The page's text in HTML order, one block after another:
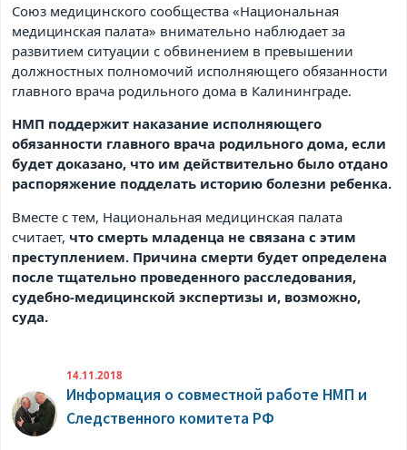
Союз медицинского сообщества «Национальная
медицинская палата» внимательно наблюдает за
развитием ситуации с обвинением в превышении
должностных полномочий исполняющего обязанности
главного врача родильного дома в Калининграде.
НМП поддержит наказание исполняющего
обязанности главного врача родильного дома, если
будет доказано, что им действительно было отдано
распоряжение подделать историю болезни ребенка.
Вместе с тем, Национальная медицинская палата
считает,что смерть младенца не связана с этим
преступлением. Причина смерти будет определена
после тщательно проведенного расследования,
судебно-медицинской экспертизы и, возможно,
суда.
14.11.2018
Информация о совместной работе НМП и
Следственного комитета РФ